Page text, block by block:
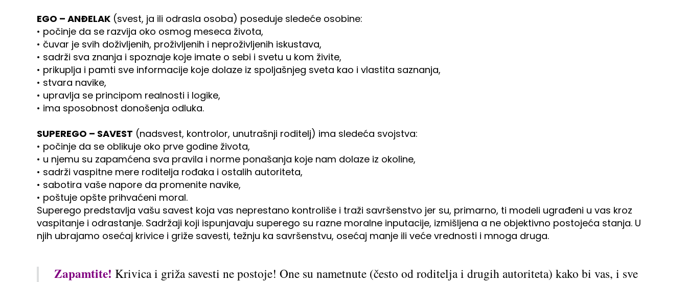
EGO – ANĐELAK (svest, ja ili odrasla osoba) poseduje sledeće osobine:
• počinje da se razvija oko osmog meseca života,
• čuvar je svih doživljenih, proživljenih i neproživljenih iskustava,
• sadrži sva znanja i spoznaje koje imate o sebi i svetu u kom živite,
• prikuplja i pamti sve informacije koje dolaze iz spoljašnjeg sveta kao i vlastita saznanja,
• stvara navike,
• upravlja se principom realnosti i logike,
• ima sposobnost donošenja odluka.
SUPEREGO – SAVEST (nadsvest, kontrolor, unutrašnji roditelj) ima sledeća svojstva:
• počinje da se oblikuje oko prve godine života,
• u njemu su zapamćena sva pravila i norme ponašanja koje nam dolaze iz okoline,
• sadrži vaspitne mere roditelja rođaka i ostalih autoriteta,
• sabotira vaše napore da promenite navike,
• poštuje opšte prihvaćeni moral.
Superego predstavlja vašu savest koja vas neprestano kontroliše i traži savršenstvo jer su, primarno, ti modeli ugrađeni u vas kroz
vaspitanje i odrastanje. Sadržaji koji ispunjavaju superego su razne moralne inputacije, izmišljena a ne objektivno postojeća stanja. U
njih ubrajamo osećaj krivice i griže savesti, težnju ka savršenstvu, osećaj manje ili veće vrednosti i mnoga druga.
Zapamtite! Krivica i griža savesti ne postoje! One su nametnute (često od roditelja i drugih autoriteta) kako bi vas, i sve